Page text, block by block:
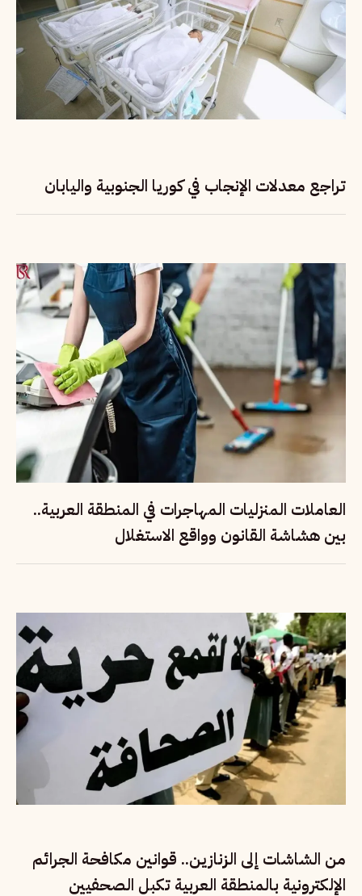
تراجع معدلات الإنجاب في كوريا الجنوبية واليابان
العاملات المنزليات المهاجرات في المنطقة العربية..
بين هشاشة القانون وواقع الاستغلال
من الشاشات إلى الزنازين.. قوانين مكافحة الجرائم
الإلكترونية بالمنطقة العربية تكبل الصحفيين